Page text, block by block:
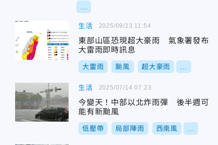
生活
東部山區恐現超大豪雨 氣象署發布
大雷雨即時訊息
大雷雨 颱風 超大豪雨
2025/09/23 11:54
生活
今變天！中部以北炸雨彈 後半週可
能有新颱風
低壓帶 局部陣雨 西南風
2025/07/14 07:23